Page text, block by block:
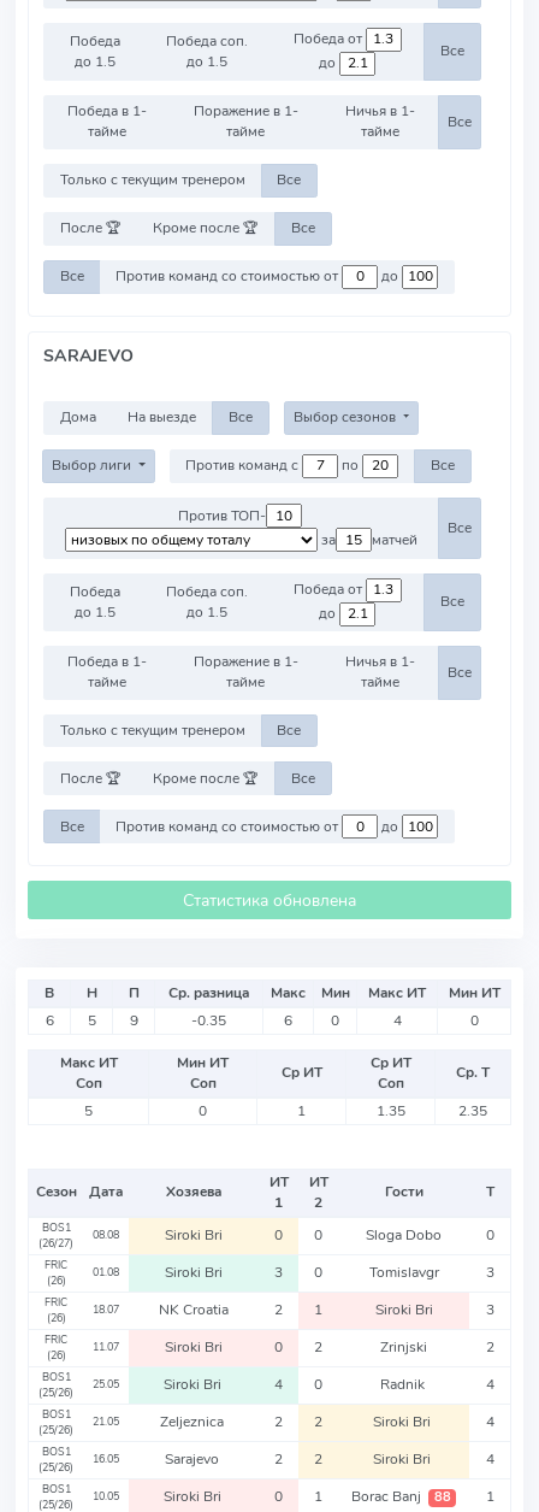
Победа
до 1.5
Победа соп.
до 1.5
Победа от
до
Все
Победа в 1-
тайме
Поражение в 1-
тайме
Ничья в 1-
тайме
Все
Только с текущим тренером Все
После 🏆 Кроме после 🏆 Все
Все Против команд со стоимостью от до
SARAJEVO
Дома На выезде Все Выбор сезонов
Выбор лиги Против команд с по Все
Против ТОП-
за
матчей
Все
Победа
до 1.5
Победа соп.
до 1.5
Победа от
до
Все
Победа в 1-
тайме
Поражение в 1-
тайме
Ничья в 1-
тайме
Все
Только с текущим тренером Все
После 🏆 Кроме после 🏆 Все
Все Против команд со стоимостью от до
Статистика обновлена
В Н П Ср. разница Макс Мин Макс ИТ
Мин ИТ
6
5 9 -0.35 6 0 4 0
Макс ИТ
Соп
Мин ИТ
Соп
Ср ИТ
Ср ИТ
Соп
Ср. Т
5
0 1 1.35 2.35
Сезон Дата Хозяева
ИТ
1
ИТ
2
Гости Т
BOS1
(26/27)
08.08 Siroki Bri 0 0 Sloga Dobo 0
FRIC
(26)
01.08 Siroki Bri 3 0 Tomislavgr 3
FRIC
(26)
18.07 NK Croatia 2 1 Siroki Bri 3
FRIC
(26)
11.07 Siroki Bri 0 2 Zrinjski 2
BOS1
(25/26)
25.05 Siroki Bri 4 0 Radnik 4
BOS1
(25/26)
21.05 Zeljeznica 2 2 Siroki Bri 4
BOS1
(25/26)
16.05 Sarajevo 2 2 Siroki Bri 4
BOS1
(25/26)
10.05 Siroki Bri 0 1 Borac Banj 88 1